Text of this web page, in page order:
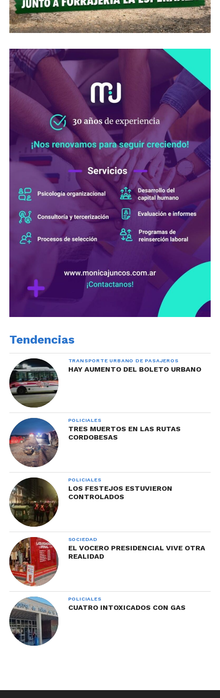
Tendencias
TRANSPORTE URBANO DE PASAJEROS
HAY AUMENTO DEL BOLETO URBANO
POLICIALES
TRES MUERTOS EN LAS RUTAS
CORDOBESAS
POLICIALES
LOS FESTEJOS ESTUVIERON
CONTROLADOS
SOCIEDAD
EL VOCERO PRESIDENCIAL VIVE OTRA
REALIDAD
POLICIALES
CUATRO INTOXICADOS CON GAS